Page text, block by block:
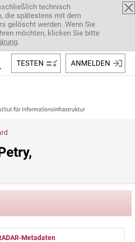
technisch
die spätestens mit dem
gelöscht werden. Wenn Sie
möchten, klicken Sie bitte
.
TESTEN ANMELDEN
Metadaten